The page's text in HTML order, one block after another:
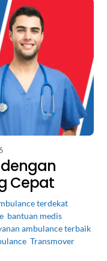
Cepat
terdekat,
bantuan medis
ambulance terbaik
,Transmover